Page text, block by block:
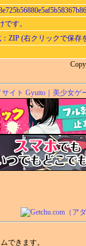
す。
ZIP (右クリックで保存
できます。